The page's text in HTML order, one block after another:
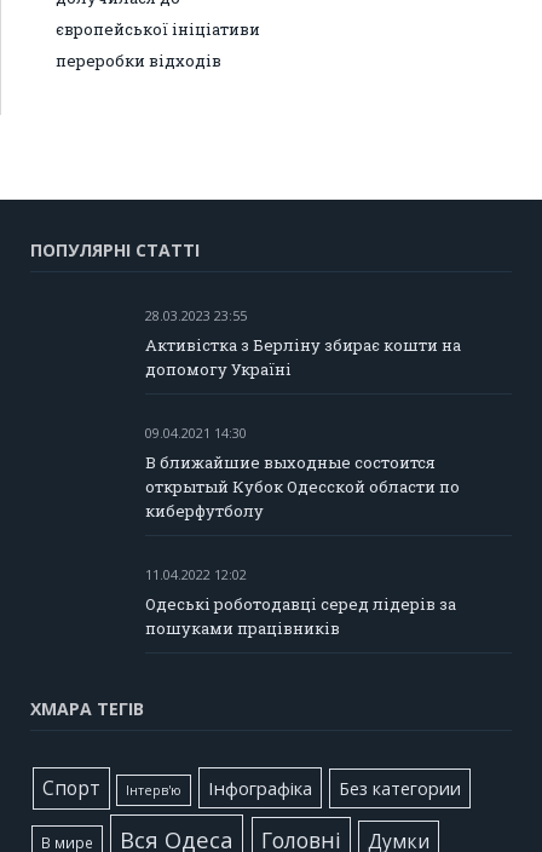
європейської ініціативи
переробки відходів
ПОПУЛЯРНІ СТАТТІ
28.03.2023 23:55
Активістка з Берліну збирає кошти на
допомогу Україні
09.04.2021 14:30
В ближайшие выходные состоится
открытый Кубок Одесской области по
киберфутболу
11.04.2022 12:02
Одеські роботодавці серед лідерів за
пошуками працівників
ХМАРА ТЕГІВ
Cпорт Інтерв'ю Інфографіка Без категории
В мире Вся Одеса Головні Думки